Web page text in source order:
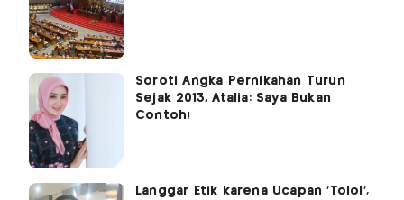
Soroti Angka Pernikahan Turun
Sejak 2013, Atalia: Saya Bukan
Contoh!
Langgar Etik karena Ucapan 'Tolol’,